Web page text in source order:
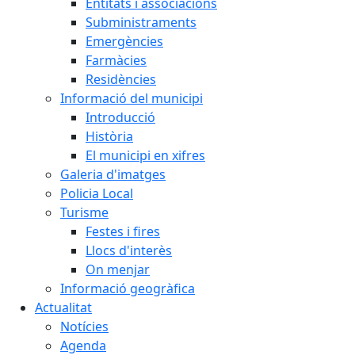
Subministraments
Emergències
Farmàcies
Residències
Informació del municipi
Introducció
Història
El municipi en xifres
Galeria d'imatges
Policia Local
Turisme
Festes i fires
Llocs d'interès
On menjar
Informació geogràfica
Actualitat
Notícies
Agenda